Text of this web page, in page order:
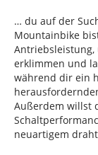
… du auf der
Mountainbike
Antriebsleistung,
erklimmen und
während dir ein
Außerdem willst
neuartigem